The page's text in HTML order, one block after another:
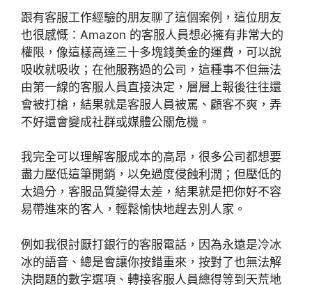
跟有客服工作經驗的朋友聊了這個案例，這位朋友
也很感慨：Amazon 的客服人員想必擁有非常大的
權限，像這樣高達三十多塊錢美金的運費，可以說
吸收就吸收；在他服務過的公司，這種事不但無法
由第一線的客服人員直接決定，層層上報後往往還
會被打槍，結果就是客服人員被罵、顧客不爽，弄
不好還會變成社群或媒體公關危機。
我完全可以理解客服成本的高昂，很多公司都想要
盡力壓低這筆開銷，以免過度侵蝕利潤；但壓低的
太過分，客服品質變得太差，結果就是把你好不容
易帶進來的客人，輕鬆愉快地趕去別人家。
例如我很討厭打銀行的客服電話，因為永遠是冷冰
冰的語音、總是會讓你按錯重來，按對了也無法解
決問題的數字選項、轉接客服人員總得等到天荒地